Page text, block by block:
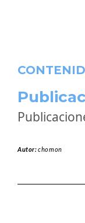
Autor:chomon